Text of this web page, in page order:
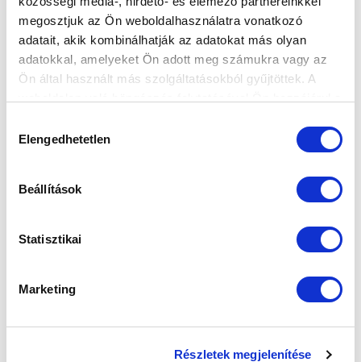
megosztjuk az Ön weboldalhasználatra vonatkozó
adatait, akik kombinálhatják az adatokat más olyan
adatokkal, amelyeket Ön adott meg számukra vagy az
Ön által használt más szolgáltatásokból gyűjtöttek. A
kiválasztása
Elengedhetetlen
Beállítások
Statisztikai
Marketing
Részletek megjelenítése